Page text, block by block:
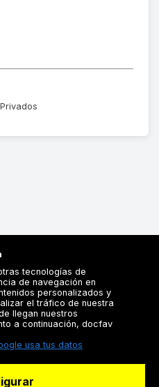
Privados
tecnologías de
de navegación en
personalizados y
el tráfico de nuestra
llegan nuestros
a continuación, docfav
usa tus datos